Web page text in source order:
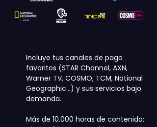
Incluye tus canales de pago
favoritos (STAR Channel, AXN,
Warner TV, COSMO, TCM, National
Geographic…) y sus servicios bajo
demanda.
Más de 10.000 horas de contenido: